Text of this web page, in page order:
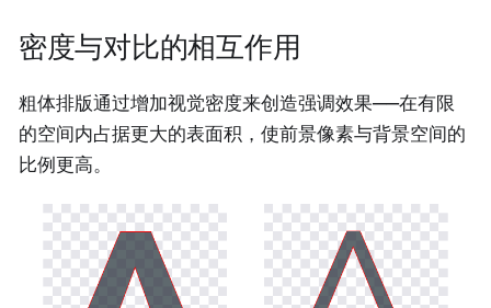
密度与对比的相互作用
粗体排版通过增加视觉密度来创造强调效果——在有限
的空间内占据更大的表面积，使前景像素与背景空间的
比例更高。